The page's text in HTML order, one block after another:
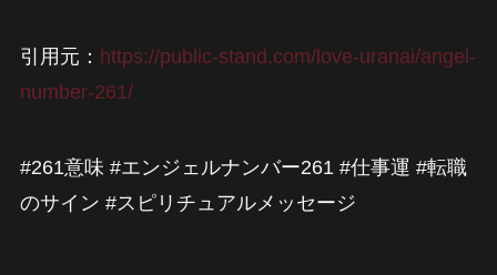
引用元： https://public-stand.com/love-uranai/angel-
number-261/
#261意味 #エンジェルナンバー261 #仕事運 #転職
のサイン #スピリチュアルメッセージ